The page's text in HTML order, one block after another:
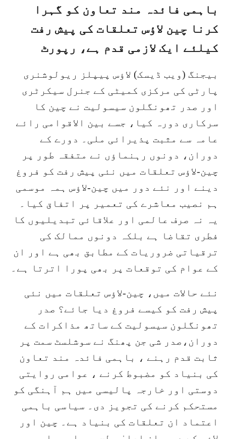
باہمی فائدہ مند تعاون کو گہرا
کرنا چین لاؤس تعلقات کی پیش رفت
کیلئے ایک لازمی قدم ہے، رپورٹ
بیجنگ (ویب ڈیسک) لاؤس پیپلز ریولوشنری
پارٹی کی مرکزی کمیٹی کے جنرل سیکرٹری
اور صدر تھونگلون سیسولیت نے چین کا
سرکاری دورہ کیا، جسے بین الاقوامی رائے
عامہ سے مثبت پذیرائی ملی۔ دورے کے
دوران، دونوں رہنماؤں نے متفقہ طور پر
چین-لاؤس تعلقات میں نئی پیش رفت کو فروغ
دینے اور نئے دور میں چین-لاؤس ہمہ موسمی
ہم نصیب معاشرے کی تعمیر پر اتفاق کیا۔
یہ نہ صرف عالمی اور علاقائی تبدیلیوں کا
فطری تقاضا ہے بلکہ دونوں ممالک کی
ترقیاتی ضروریات کے مطابق بھی ہے اور ان
کے عوام کی توقعات پر بھی پورا اترتا ہے۔
نئے حالات میں، چین-لاؤس تعلقات میں نئی
پیش رفت کو کیسے فروغ دیا جائے؟ صدر
تھونگلون سیسولیت کے ساتھ مذاکرات کے
دوران،صدر شی جن پھنگ نے سوشلسٹ سمت پر
ثابت قدم رہنے ، باہمی فائدہ مند تعاون
کی بنیاد کو مضبوط کرنے ، عوامی روایتی
دوستی اور خارجہ پالیسی میں ہم آہنگی کو
مستحکم کرنے کی تجویز دی۔ سیاسی باہمی
اعتماد ان تعلقات کی بنیاد ہے۔ چین اور